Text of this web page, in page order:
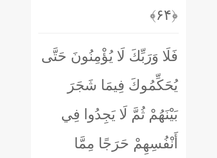
﴿۶۴﴾
فَلَا وَرَبِّكَ لَا يُؤْمِنُونَ حَتَّى
يُحَكِّمُوكَ فِيمَا شَجَرَ
بَيْنَهُمْ ثُمَّ لَا يَجِدُوا فِي
أَنْفُسِهِمْ حَرَجًا مِمَّا